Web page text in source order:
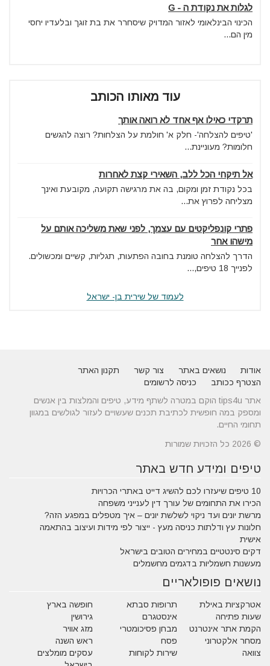
לגלות את נקודת ה - G
הכינוי הבינלאומי לאזור המדויק שיסחרר את בת זוגך ובלעדיו יחסי
מין הם...
עוד מאותו הכותב
תרקדי כאילו אף אחד לא רואה אותך
'טיפים להצלחה'- חלק א' חולמת על הצלחות? רוצה להגשים
חלומות? מעוניינת...
אל תיקחי הכל ללב, השאירי קצת לאחרות
בכל נקודת זמן ומקום, בה את מרגישה תקועה, מקובעת ואינך
מצליחה לפרוץ את...
פתרי קונפליקטים עם עצמך, לפני שאת משליכה אותם על
מישהו אחר
הדרך להצלחה טומנת בחובה הפתעות, תגליות, קשיים ומכשולים.
לפנייך 18 טיפים,...
לעמוד של שירית בן- ישראל
אודות נושאים באתר צור קשר
תקנון האתר
הצטרף ככותב
כניסה לרשומים
אתר tips4u הוקם במטרה לשתף מידע, טיפים והמלצות בין אנשים
ומספק במה חופשית לכתיבת תכנים שעשויים לעזור לגולשים במגוון
תחומי החיים.
© 2026 כל הזכויות שמורות
טיפים ומידע חדש באתר
10 טיפים שיעזרו לכם להשיג דייט באתרי הכרויות
הכירו את התחומים של עורך דין לענייני משפחה
מרשת יונים ועד ניקוי לשלשת יונים – איך מטפלים במפגע הזה?
חלונות עץ ודלתות כניסה מעץ - ייצור לפי מידות ועיצוב בהתאמה
אישית
דקים סינטטיים במחירים הטובים בישראל
מעשנות חשמליות בדגמים מחשמלים
נושאים פופולאריים
אטרקציות באילת תרופות סבתא
חופשה בארץ
שעות פתיחה
אינסטגרם
גירושין
הקמת אתר אינטרנט
מבחן פסיכומטרי
מזג אוויר
מסחר אלקטרוני
פסח
ראש השנה
צוואה
שירות לקוחות
עסקים מומלצים